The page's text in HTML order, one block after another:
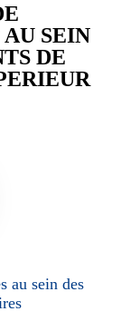
SEIN
DE
au sein des